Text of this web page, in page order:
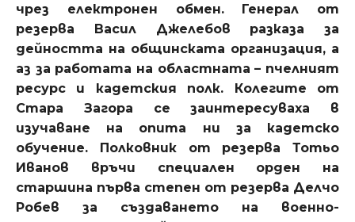
чрез електронен обмен. Генерал от
резерва Васил Джелебов разказа за
дейността на общинската организация, а
аз за работата на областната – пчелният
ресурс и кадетския полк. Колегите от
Стара Загора се заинтересуваха в
изучаване на опита ни за кадетско
обучение. Полковник от резерва Тотьо
Иванов връчи специален орден на
старшина първа степен от резерва Делчо
Робев за създаването на военно-